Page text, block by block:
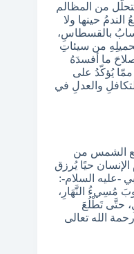
من المظالم
الندمُ حينها ولا
بالقسطاسِ،
من سيئاتِ
ما أفسدَهُ
ممّا يُؤكّدُ على
والعدلِ في
الشمس من
حيًا يُرزق
-عليه السلام-:
مُسِيءُ النَّهَارِ،
حتَّى تَطْلُعَ
الله تعالى